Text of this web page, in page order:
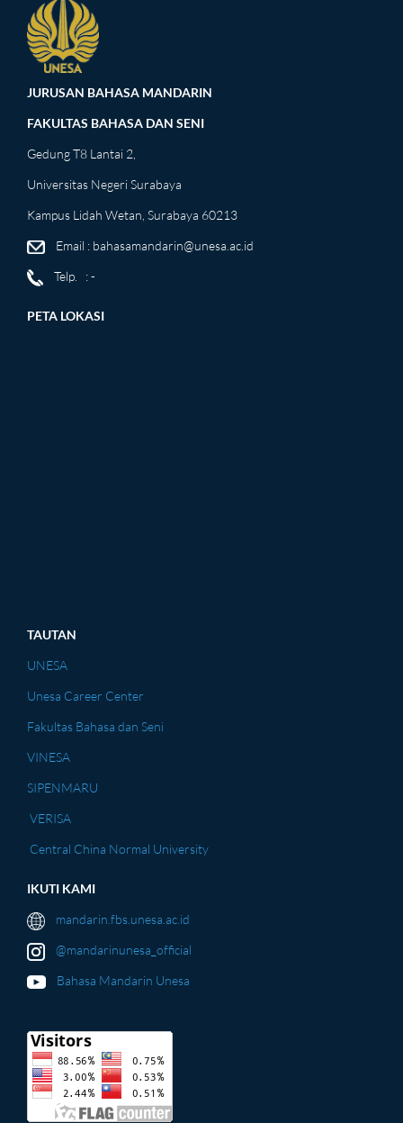
JURUSAN BAHASA MANDARIN
FAKULTAS BAHASA DAN SENI
Gedung T8 Lantai 2,
Universitas Negeri Surabaya
Kampus Lidah Wetan, Surabaya 60213
Email : bahasamandarin@unesa.ac.id
Telp. : -
PETA LOKASI
TAUTAN
UNESA
Unesa Career Center
Fakultas Bahasa dan Seni
VINESA
SIPENMARU
VERISA
Central China Normal University
IKUTI KAMI
mandarin.fbs.unesa.ac.id
@mandarinunesa_official
Bahasa Mandarin Unesa